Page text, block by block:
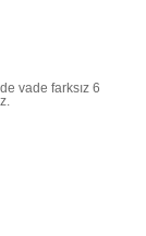
vade farksız 6